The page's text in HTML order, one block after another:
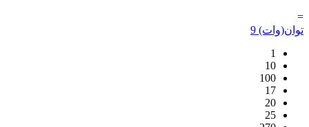
=
توان(وات) 9
1
10
100
17
20
25